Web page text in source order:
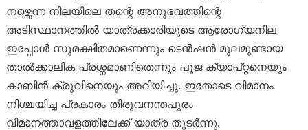
നഴ്സെന്ന നിലയിലെ തന്റെ അനുഭവത്തിന്റെ
അടിസ്ഥാനത്തിൽ യാത്രക്കാരിയുടെ ആരോഗ്യനില
ഇപ്പോൾ സുരക്ഷിതമാണെന്നും ടെൻഷൻ മൂലമുണ്ടായ
താൽക്കാലിക പ്രശ്നമാണിതെന്നും പൂജ ക്യാപ്റ്റനെയും
കാബിൻ ക്രൂവിനെയും അറിയിച്ചു. ഇതോടെ വിമാനം
നിശ്ചയിച്ച പ്രകാരം തിരുവനന്തപുരം
വിമാനത്താവളത്തിലേക്ക് യാത്ര തുടർന്നു.